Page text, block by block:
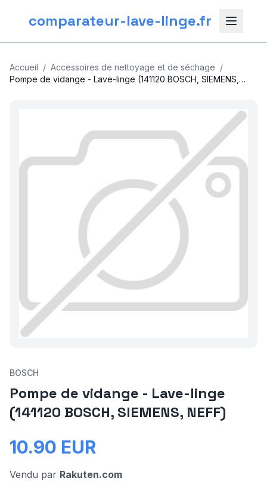
comparateur-lave-linge.fr
Accueil / Accessoires de nettoyage et de séchage /
Pompe de vidange - Lave-linge (141120 BOSCH, SIEMENS,
BOSCH
Pompe de vidange - Lave-linge
(141120 BOSCH, SIEMENS, NEFF)
10.90 EUR
Vendu par Rakuten.com